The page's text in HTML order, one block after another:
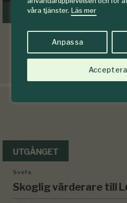
våra tjänster. Läs mer
Anpassa
UTGÅNGET
Skogssällskapet
Skogsförvaltare till
UTGÅNGET
Svefa
Skoglig värderare till